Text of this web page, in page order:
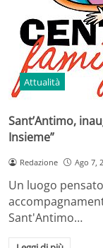
Attualità
Sant’Antimo,
Insieme”
Redazione Ago 7,
Un luogo
Sant'Antimo…